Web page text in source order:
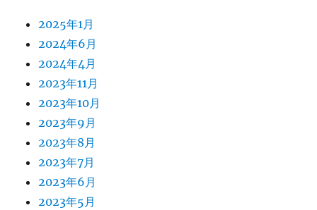
2025年1月
2024年6月
2024年4月
2023年11月
2023年10月
2023年9月
2023年8月
2023年7月
2023年6月
2023年5月